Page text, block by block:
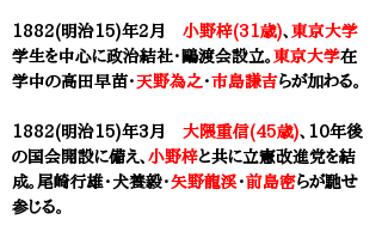
1882(明治15)年2月 小野梓(31歳)、 東京大学
学生を中心に政治結社・ 鷗渡会設立。 東京大学在
学中の高田早苗・天野為之・市島謙吉らが加わる。
1882(明治15)年3月 大隈重信(45歳)、10年後
の国会開設に備え、 小野梓と共に立憲改進党を結
成。尾崎行雄・犬養毅・矢野龍渓 ・前島密らが馳せ
参じる。